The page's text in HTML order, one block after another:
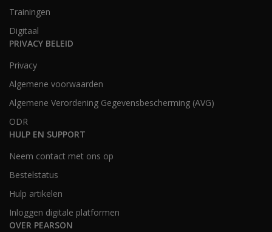
Trainingen
Digitaal
PRIVACY BELEID
Privacy
Algemene voorwaarden
Algemene Verordening Gegevensbescherming (AVG)
ODR
HULP EN SUPPORT
Neem contact met ons op
Bestelstatus
Hulp artikelen
Inloggen digitale platformen
OVER PEARSON